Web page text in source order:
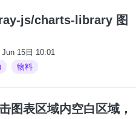
js/charts-library 图
15日 10:01
物料
图表区域内空白区域，